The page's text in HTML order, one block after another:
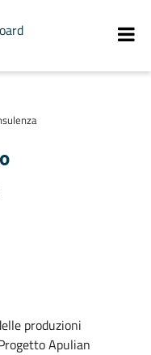
produzioni
Apulian